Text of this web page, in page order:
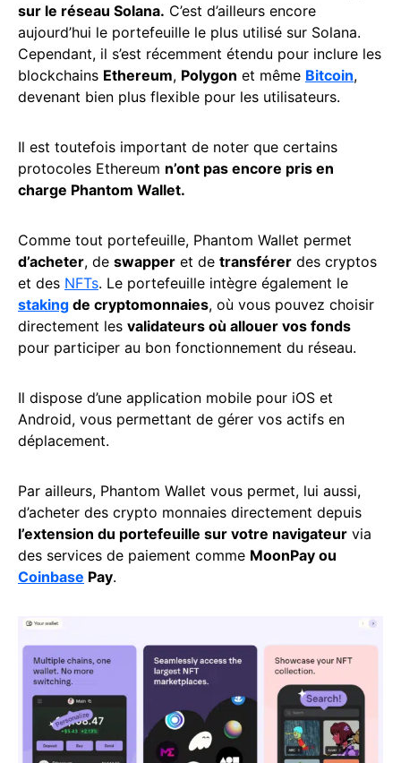
sur le réseau Solana. C’est d’ailleurs encore
aujourd’hui le portefeuille le plus utilisé sur Solana.
Cependant, il s’est récemment étendu pour inclure les
blockchains Ethereum, Polygon et même Bitcoin,
devenant bien plus flexible pour les utilisateurs.
Il est toutefois important de noter que certains
protocoles Ethereum n’ont pas encore pris en
charge Phantom Wallet.
Comme tout portefeuille, Phantom Wallet permet
d’acheter, de swapper et de transférer des cryptos
et des NFTs. Le portefeuille intègre également le
staking de cryptomonnaies, où vous pouvez choisir
directement les validateurs où allouer vos fonds
pour participer au bon fonctionnement du réseau.
Il dispose d’une application mobile pour iOS et
Android, vous permettant de gérer vos actifs en
déplacement.
Par ailleurs, Phantom Wallet vous permet, lui aussi,
d’acheter des crypto monnaies directement depuis
l’extension du portefeuille sur votre navigateur via
des services de paiement comme MoonPay ou
Coinbase Pay.